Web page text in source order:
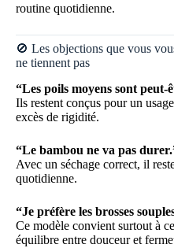
routine quotidienne.
🚫 Les objections que vous
ne tiennent pas
“Les poils moyens sont peut-
Ils restent conçus pour un
excès de rigidité.
“Le bambou ne va pas
Avec un séchage correct, il
quotidienne.
“Je préfère les brosses
Ce modèle convient surtout à
équilibre entre douceur et